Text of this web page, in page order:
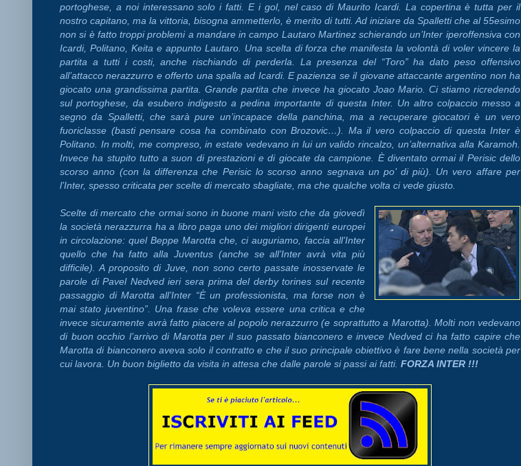
portoghese, a noi interessano solo i fatti. E i gol, nel caso di Maurito Icardi. La copertina è tutta per il
nostro capitano, ma la vittoria, bisogna ammetterlo, è merito di tutti. Ad iniziare da Spalletti che al 55esimo
non si è fatto troppi problemi a mandare in campo Lautaro Martinez schierando un’Inter iperoffensiva con
Icardi, Politano, Keita e appunto Lautaro. Una scelta di forza che manifesta la volontà di voler vincere la
partita a tutti i costi, anche rischiando di perderla. La presenza del “Toro” ha dato peso offensivo
all’attacco nerazzurro e offerto una spalla ad Icardi. E pazienza se il giovane attaccante argentino non ha
giocato una grandissima partita. Grande partita che invece ha giocato Joao Mario. Ci stiamo ricredendo
sul portoghese, da esubero indigesto a pedina importante di questa Inter. Un altro colpaccio messo a
segno da Spalletti, che sarà pure un’incapace della panchina, ma a recuperare giocatori è un vero
fuoriclasse (basti pensare cosa ha combinato con Brozovic…). Ma il vero colpaccio di questa Inter è
Politano. In molti, me compreso, in estate vedevano in lui un valido rincalzo, un’alternativa alla Karamoh.
Invece ha stupito tutto a suon di prestazioni e di giocate da campione. È diventato ormai il Perisic dello
scorso anno (con la differenza che Perisic lo scorso anno segnava un po’ di più). Un vero affare per
l’Inter, spesso criticata per scelte di mercato sbagliate, ma che qualche volta ci vede giusto.
Scelte di mercato che ormai sono in buone mani visto che da giovedì
la società nerazzurra ha a libro paga uno dei migliori dirigenti europei
in circolazione: quel Beppe Marotta che, ci auguriamo, faccia all’Inter
quello che ha fatto alla Juventus (anche se all’Inter avrà vita più
difficile). A proposito di Juve, non sono certo passate inosservate le
parole di Pavel Nedved ieri sera prima del derby torines sul recente
passaggio di Marotta all’Inter “È un professionista, ma forse non è
mai stato juventino”. Una frase che voleva essere una critica e che
invece sicuramente avrà fatto piacere al popolo nerazzurro (e soprattutto a Marotta). Molti non vedevano
di buon occhio l’arrivo di Marotta per il suo passato bianconero e invece Nedved ci ha fatto capire che
Marotta di bianconero aveva solo il contratto e che il suo principale obiettivo è fare bene nella società per
cui lavora. Un buon biglietto da visita in attesa che dalle parole si passi ai fatti. FORZA INTER !!!